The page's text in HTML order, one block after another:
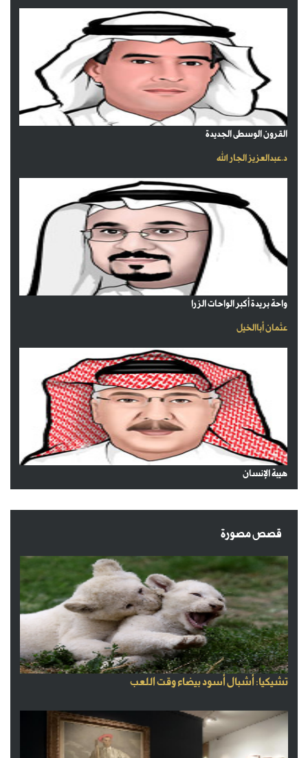
القرون الوسطى الجديدة
د.عبدالعزيز الجار الله
واحة بريدة أكبر الواحات الزرا
عثمان أباالخيل
هيبة الإنسان
قصص مصورة
تشيكيا: أشبال أسود بيضاء وقت اللعب